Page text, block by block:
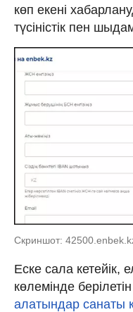
көп екені
түсіністік пен
Скриншот:
Еске сала кетейік,
көлемінде берілетін
алатындар санаты